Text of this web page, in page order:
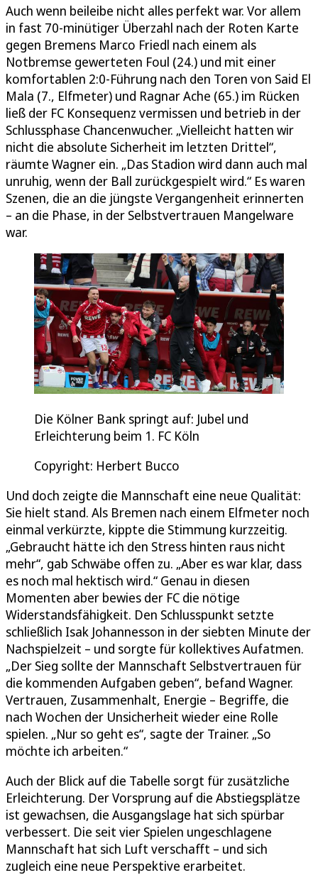
Auch wenn beileibe nicht alles perfekt war. Vor allem
in fast 70-minütiger Überzahl nach der Roten Karte
gegen Bremens Marco Friedl nach einem als
Notbremse gewerteten Foul (24.) und mit einer
komfortablen 2:0-Führung nach den Toren von Said El
Mala (7., Elfmeter) und Ragnar Ache (65.) im Rücken
ließ der FC Konsequenz vermissen und betrieb in der
Schlussphase Chancenwucher. „Vielleicht hatten wir
nicht die absolute Sicherheit im letzten Drittel“,
räumte Wagner ein. „Das Stadion wird dann auch mal
unruhig, wenn der Ball zurückgespielt wird.“ Es waren
Szenen, die an die jüngste Vergangenheit erinnerten
– an die Phase, in der Selbstvertrauen Mangelware
war.
Die Kölner Bank springt auf: Jubel und
Erleichterung beim 1. FC Köln
Copyright: Herbert Bucco
Und doch zeigte die Mannschaft eine neue Qualität:
Sie hielt stand. Als Bremen nach einem Elfmeter noch
einmal verkürzte, kippte die Stimmung kurzzeitig.
„Gebraucht hätte ich den Stress hinten raus nicht
mehr“, gab Schwäbe offen zu. „Aber es war klar, dass
es noch mal hektisch wird.“ Genau in diesen
Momenten aber bewies der FC die nötige
Widerstandsfähigkeit. Den Schlusspunkt setzte
schließlich Isak Johannesson in der siebten Minute der
Nachspielzeit – und sorgte für kollektives Aufatmen.
„Der Sieg sollte der Mannschaft Selbstvertrauen für
die kommenden Aufgaben geben“, befand Wagner.
Vertrauen, Zusammenhalt, Energie – Begriffe, die
nach Wochen der Unsicherheit wieder eine Rolle
spielen. „Nur so geht es“, sagte der Trainer. „So
möchte ich arbeiten.“
Auch der Blick auf die Tabelle sorgt für zusätzliche
Erleichterung. Der Vorsprung auf die Abstiegsplätze
ist gewachsen, die Ausgangslage hat sich spürbar
verbessert. Die seit vier Spielen ungeschlagene
Mannschaft hat sich Luft verschafft – und sich
zugleich eine neue Perspektive erarbeitet.